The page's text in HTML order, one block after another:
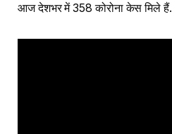
आज देशभर में 358 कोरोना केस मिले हैं.